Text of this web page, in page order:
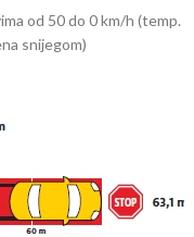
od 50 do 0 km/h (temp.
snijegom)